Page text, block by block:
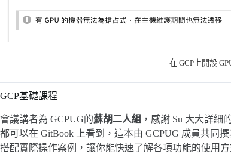
在 GCP上開設
GCP基礎課程
會議講者為 GCPUG的蘇胡二人組 ，感謝 Su 大大詳細
都可以在 GitBook 上看到，這本由 GCPUG 成員共同撰
搭配實際操作案例，讓你能快速了解各項功能的使用